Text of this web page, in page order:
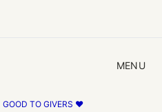
MENU
GOOD TO GIVERS ❤️